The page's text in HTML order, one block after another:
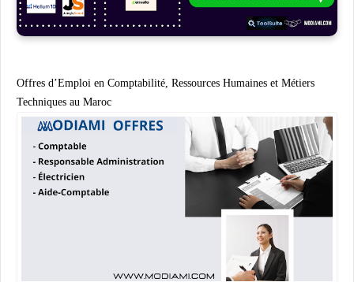
Offres d’Emploi en Comptabilité, Ressources Humaines et Métiers
Techniques au Maroc